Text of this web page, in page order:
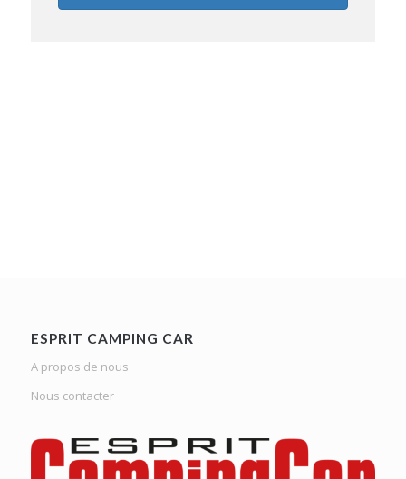
ESPRIT CAMPING CAR
A propos de nous
Nous contacter